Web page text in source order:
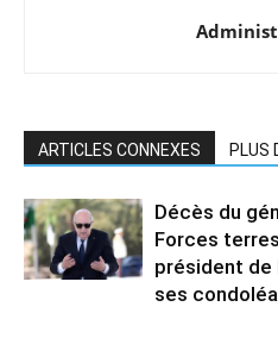
ARTICLES CONNEXES PLUS
Décès du
Forces
président de
ses